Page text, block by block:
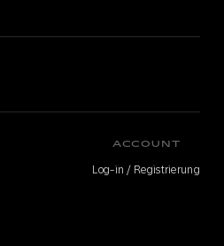
ACCOUNT
Log-in / Registrierung